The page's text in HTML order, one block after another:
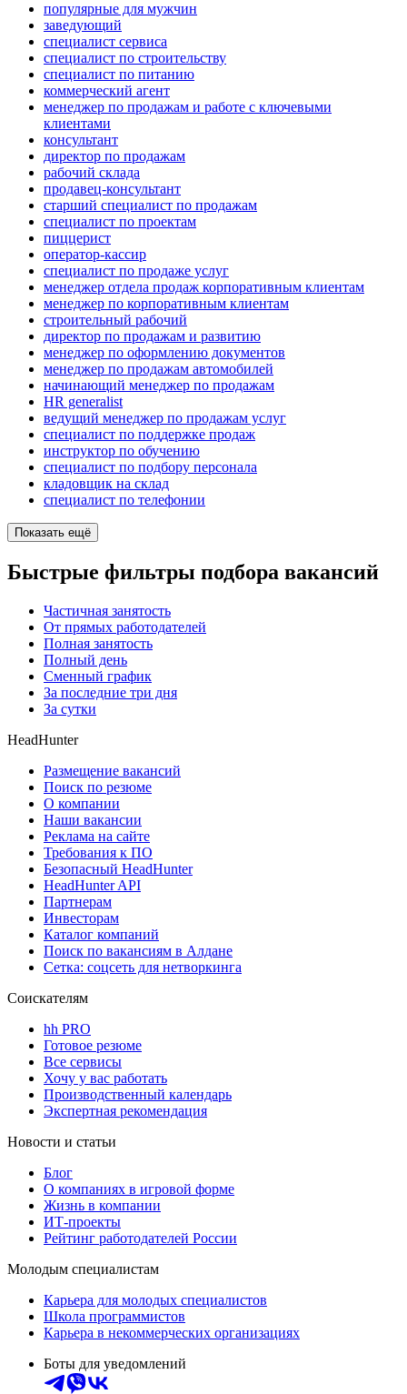
популярные для мужчин
заведующий
специалист сервиса
специалист по строительству
специалист по питанию
коммерческий агент
менеджер по продажам и работе с ключевыми
клиентами
консультант
директор по продажам
рабочий склада
продавец-консультант
старший специалист по продажам
специалист по проектам
пиццерист
оператор-кассир
специалист по продаже услуг
менеджер отдела продаж корпоративным клиентам
менеджер по корпоративным клиентам
строительный рабочий
директор по продажам и развитию
менеджер по оформлению документов
менеджер по продажам автомобилей
начинающий менеджер по продажам
HR generalist
ведущий менеджер по продажам услуг
специалист по поддержке продаж
инструктор по обучению
специалист по подбору персонала
кладовщик на склад
специалист по телефонии
Показать ещё
Быстрые фильтры подбора вакансий
Частичная занятость
От прямых работодателей
Полная занятость
Полный день
Сменный график
За последние три дня
За сутки
HeadHunter
Размещение вакансий
Поиск по резюме
О компании
Наши вакансии
Реклама на сайте
Требования к ПО
Безопасный HeadHunter
HeadHunter API
Партнерам
Инвесторам
Каталог компаний
Поиск по вакансиям в Алдане
Сетка: соцсеть для нетворкинга
Соискателям
hh PRO
Готовое резюме
Все сервисы
Хочу у вас работать
Производственный календарь
Экспертная рекомендация
Новости и статьи
Блог
О компаниях в игровой форме
Жизнь в компании
ИТ-проекты
Рейтинг работодателей России
Молодым специалистам
Карьера для молодых специалистов
Школа программистов
Карьера в некоммерческих организациях
Боты для уведомлений